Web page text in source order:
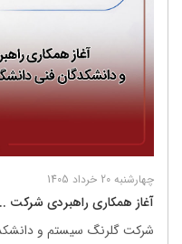
چهارشنبه 20 خرداد 1405
آغاز همکاری راهبردی شرکت
شرکت گلرنگ ‌سیستم و